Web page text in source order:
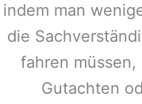
indem man
die
fahren
Gutachten